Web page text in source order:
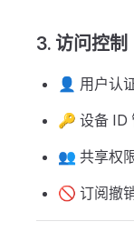
3. 访问控制
👤 用户认
🔑 设备 ID
👥 共享权
🚫 订阅撤